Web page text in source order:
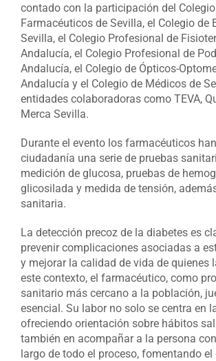
contado con la participación del
Farmacéuticos de Sevilla, el Colegio de
Sevilla, el Colegio Profesional de
Andalucía, el Colegio Profesional de
Andalucía, el Colegio de Ópticos-
Andalucía y el Colegio de Médicos de
entidades colaboradoras como TEVA,
Merca Sevilla.
Durante el evento los farmacéuticos
ciudadanía una serie de pruebas
medición de glucosa, pruebas de
glicosilada y medida de tensión,
sanitaria.
La detección precoz de la diabetes es
prevenir complicaciones asociadas a
y mejorar la calidad de vida de quienes
este contexto, el farmacéutico, como
sanitario más cercano a la población,
esencial. Su labor no solo se centra en
ofreciendo orientación sobre hábitos
también en acompañar a la persona
largo de todo el proceso, fomentando